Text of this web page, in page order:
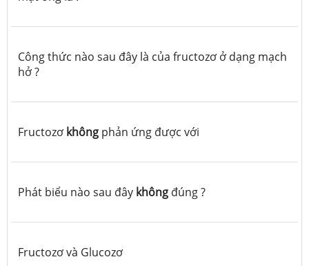
Công thức nào sau đây là của fructozơ ở dạng mạch
hở ?
Fructozơ không phản ứng được với
Phát biểu nào sau đây không đúng ?
Fructozơ và Glucozơ